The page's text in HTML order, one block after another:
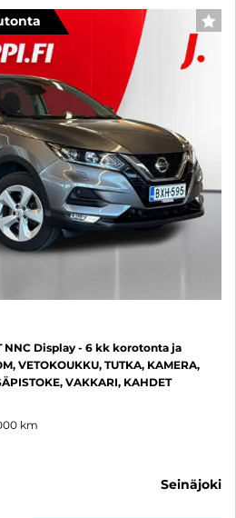
NNC Display - 6 kk korotonta ja
VETOKOUKKU, TUTKA, KAMERA,
VAKKARI, KAHDET
km
seinäjoki